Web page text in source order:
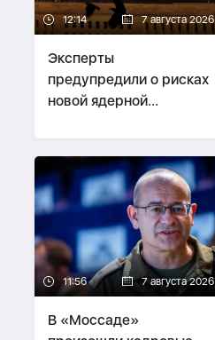
12:14 7 августа 2026
Эксперты
предупредили о рисках
новой ядерной
11:56 7 августа 2026
В «Моссаде»